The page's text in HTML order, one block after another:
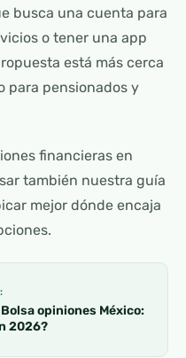
busca una cuenta para
o tener una app
está más cerca
para pensionados y
financieras en
también nuestra guía
mejor dónde encaja
opiniones México:
2026?